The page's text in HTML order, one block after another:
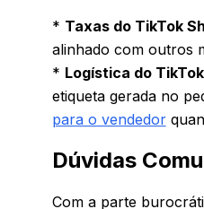
* Taxas do TikTok
alinhado com outros
* Logística do
etiqueta gerada no
para o vendedor
Dúvidas
Com a parte